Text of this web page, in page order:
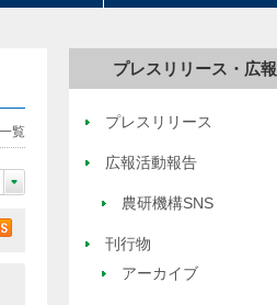
覧
プレスリリース・広報
プレスリリース
広報活動報告
農研機構SNS
刊行物
アーカイブ